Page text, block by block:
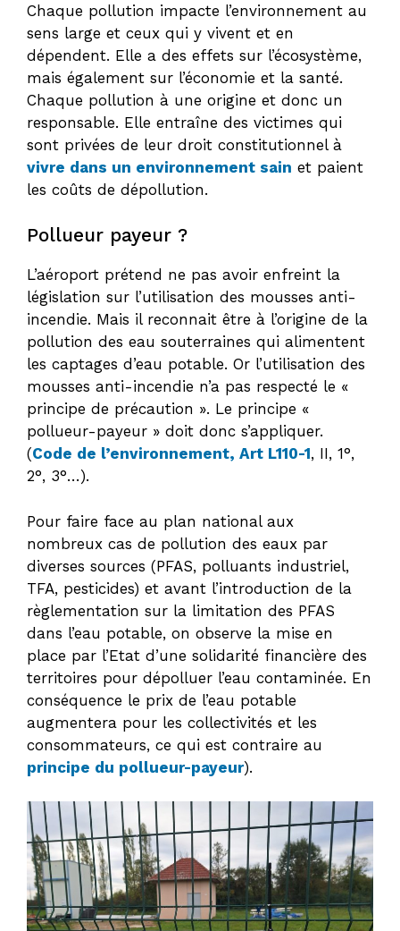
Chaque pollution impacte l’environnement au
sens large et ceux qui y vivent et en
dépendent. Elle a des effets sur l’écosystème,
mais également sur l’économie et la santé.
Chaque pollution à une origine et donc un
responsable. Elle entraîne des victimes qui
sont privées de leur droit constitutionnel à
vivre dans un environnement sain et paient
les coûts de dépollution.
Pollueur payeur ?
L’aéroport prétend ne pas avoir enfreint la
législation sur l’utilisation des mousses anti-
incendie. Mais il reconnait être à l’origine de la
pollution des eau souterraines qui alimentent
les captages d’eau potable. Or l’utilisation des
mousses anti-incendie n’a pas respecté le «
principe de précaution ». Le principe «
pollueur-payeur » doit donc s’appliquer.
(Code de l’environnement, Art L110-1, II, 1°,
2°, 3°…).
Pour faire face au plan national aux
nombreux cas de pollution des eaux par
diverses sources (PFAS, polluants industriel,
TFA, pesticides) et avant l’introduction de la
règlementation sur la limitation des PFAS
dans l’eau potable, on observe la mise en
place par l’Etat d’une solidarité financière des
territoires pour dépolluer l’eau contaminée. En
conséquence le prix de l’eau potable
augmentera pour les collectivités et les
consommateurs, ce qui est contraire au
principe du pollueur-payeur).